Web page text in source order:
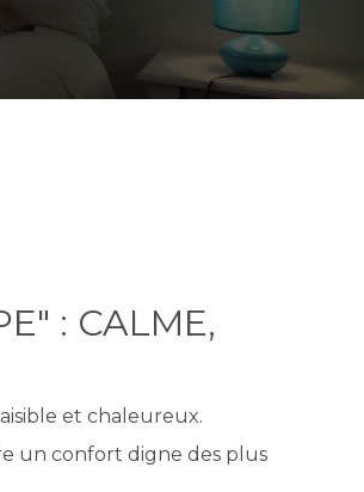
: CALME,
et chaleureux.
un confort digne des plus